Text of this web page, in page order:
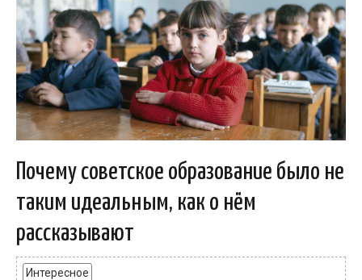
Почему советское образование было не
таким идеальным, как о нём
рассказывают
Интересное